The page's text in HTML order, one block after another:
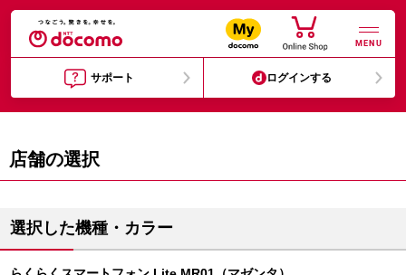
MENU
サポート ログインする
店舗の選択
選択した機種・カラー